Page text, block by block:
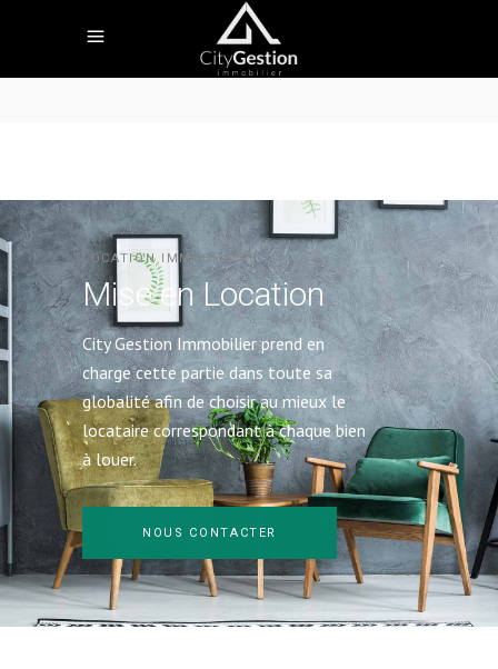
LOCATION IMMOBILIÈRE
Mise en Location
City Gestion Immobilier prend en
charge cette partie dans toute sa
globalité afin de choisir au mieux le
locataire correspondant à chaque bien
à louer.
NOUS CONTACTER